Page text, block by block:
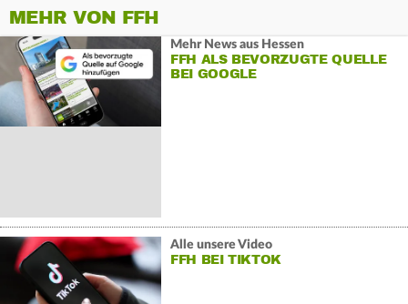
MEHR VON FFH
Mehr News aus Hessen
FFH ALS BEVORZUGTE QUELLE
BEI GOOGLE
Alle unsere Video
FFH BEI TIKTOK